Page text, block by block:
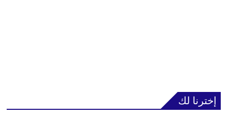
إخترنا لك